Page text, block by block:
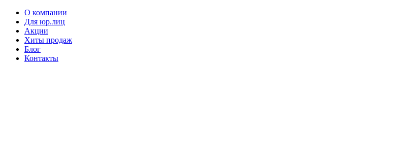
О компании
Для юр.лиц
Акции
Хиты продаж
Блог
Контакты